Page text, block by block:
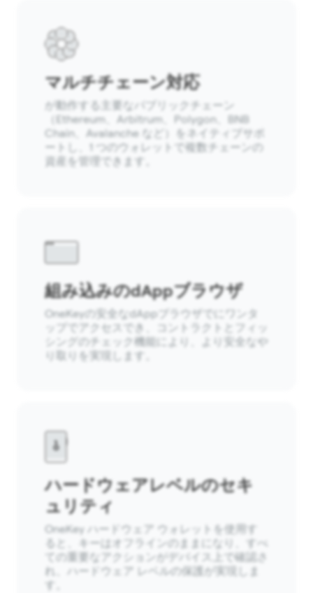
マルチチェーン対応
が動作する主要なパブリックチェーン
（Ethereum、Arbitrum、Polygon、BNB
Chain、Avalanche など）をネイティブサポ
ートし、1 つのウォレットで複数チェーンの
資産を管理できます。
組み込みのdAppブラウザ
OneKeyの安全なdAppブラウザでにワンタ
ップでアクセスでき、コントラクトとフィッ
シングのチェック機能により、より安全なや
り取りを実現します。
ハードウェアレベルのセキ
ュリティ
OneKey ハードウェア ウォレットを使用す
ると、キーはオフラインのままになり、すべ
ての重要なアクションがデバイス上で確認さ
れ、ハードウェア レベルの保護が実現しま
す。